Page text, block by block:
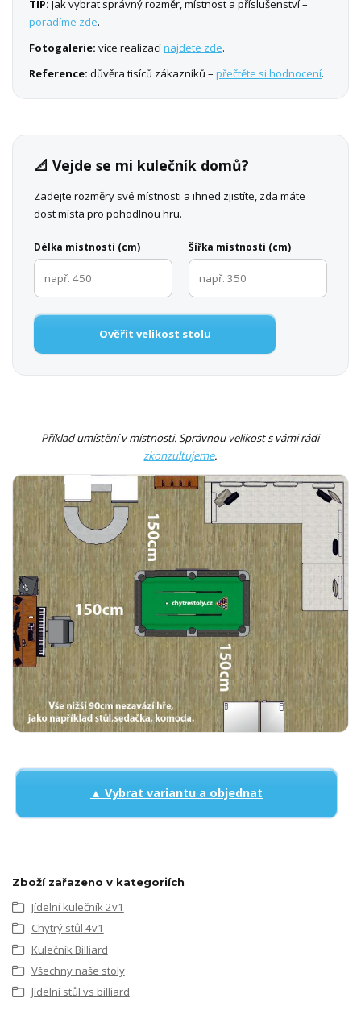
TIP: Jak vybrat správný rozměr, místnost a příslušenství –
poradíme zde.
Fotogalerie: více realizacínajdete zde.
Reference: důvěra tisíců zákazníků – přečtěte si hodnocení.
📐 Vejde se mi kulečník domů?
Zadejte rozměry své místnosti a ihned zjistíte, zda máte
dost místa pro pohodlnou hru.
Délka místnosti (cm) Šířka místnosti (cm)
Ověřit velikost stolu
Příklad umístění v místnosti. Správnou velikost s vámi rádi
zkonzultujeme.
▲ Vybrat variantu a objednat
Zboží zařazeno v kategoriích
Jídelní kulečník 2v1
Chytrý stůl 4v1
Kulečník Billiard
Všechny naše stoly
Jídelní stůl vs billiard